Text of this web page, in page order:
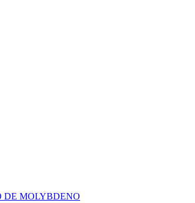
DE MOLYBDENO